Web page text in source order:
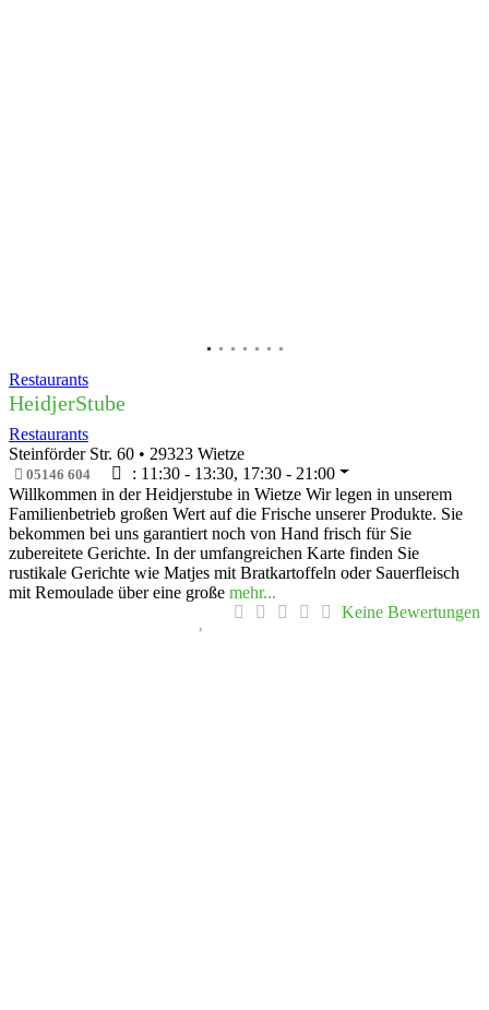
Restaurants
HeidjerStube
Restaurants
Steinförder Str. 60 • 29323 Wietze
05146 604 : 11:30 - 13:30, 17:30 - 21:00
Willkommen in der Heidjerstube in Wietze Wir legen in unserem
Familienbetrieb großen Wert auf die Frische unserer Produkte. Sie
bekommen bei uns garantiert noch von Hand frisch für Sie
zubereitete Gerichte. In der umfangreichen Karte finden Sie
rustikale Gerichte wie Matjes mit Bratkartoffeln oder Sauerfleisch
mit Remoulade über eine große mehr...
Keine Bewertungen